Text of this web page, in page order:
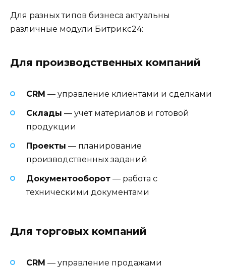
Для разных типов бизнеса актуальны
различные модули Битрикс24:
Для производственных компаний
CRM — управление клиентами и сделками
Склады — учет материалов и готовой
продукции
Проекты — планирование
производственных заданий
Документооборот — работа с
техническими документами
Для торговых компаний
CRM — управление продажами